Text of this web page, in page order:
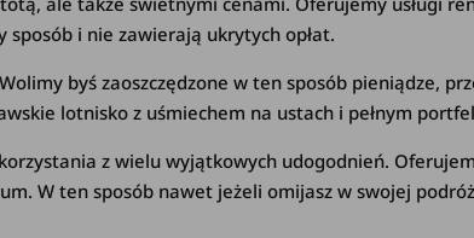
sposób i nie zawierają ukrytych opłat.
byś zaoszczędzone w ten sposób pieniądze,
lotnisko z uśmiechem na ustach i pełnym
z wielu wyjątkowych udogodnień.
W ten sposób nawet jeżeli omijasz w swojej